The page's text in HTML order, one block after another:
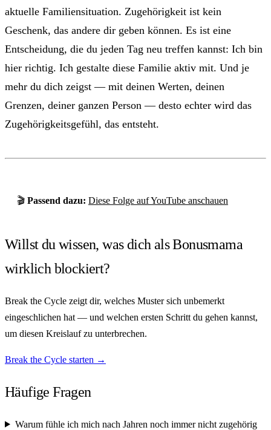
aktuelle Familiensituation. Zugehörigkeit ist kein
Geschenk, das andere dir geben können. Es ist eine
Entscheidung, die du jeden Tag neu treffen kannst: Ich bin
hier richtig. Ich gestalte diese Familie aktiv mit. Und je
mehr du dich zeigst — mit deinen Werten, deinen
Grenzen, deiner ganzen Person — desto echter wird das
Zugehörigkeitsgefühl, das entsteht.
🎬 Passend dazu: Diese Folge auf YouTube anschauen
Willst du wissen, was dich als Bonusmama
wirklich blockiert?
Break the Cycle zeigt dir, welches Muster sich unbemerkt
eingeschlichen hat — und welchen ersten Schritt du gehen kannst,
um diesen Kreislauf zu unterbrechen.
Break the Cycle starten →
Häufige Fragen
Warum fühle ich mich nach Jahren noch immer nicht zugehörig